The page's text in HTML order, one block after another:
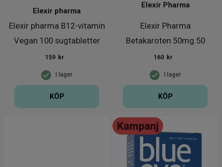
Elexir pharma B12-vitamin
Vegan 100 sugtabletter
Elexir pharma
I lager
159 kr
KÖP
Elexir Pharma
Betakaroten 50mg 50
kapslar
Elexir Pharma
I lager
160 kr
KÖP